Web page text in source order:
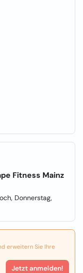
Fitness Mainz
Donnerstag,
erweitern Sie Ihre
Jetzt anmelden!